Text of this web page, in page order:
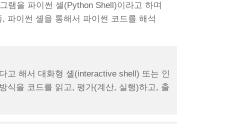
램을 파이썬 셸(Python Shell)이라고 하며
파이썬 셸을 통해서 파이썬 코드를 해석
고 해서 대화형 셸(interactive shell) 또는 인
식을 코드를 읽고, 평가(계산, 실행)하고, 출